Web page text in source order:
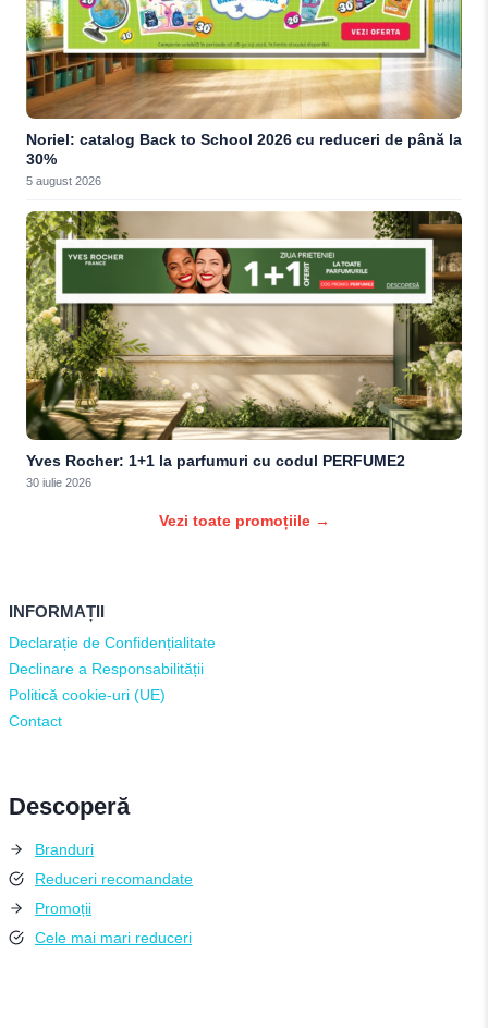
Noriel: catalog Back to School 2026 cu reduceri de până la
30%
5 august 2026
Yves Rocher: 1+1 la parfumuri cu codul PERFUME2
30 iulie 2026
Vezi toate promoțiile →
INFORMAȚII
Declarație de Confidențialitate
Declinare a Responsabilității
Politică cookie-uri (UE)
Contact
Descoperă
Branduri
Reduceri recomandate
Promoții
Cele mai mari reduceri